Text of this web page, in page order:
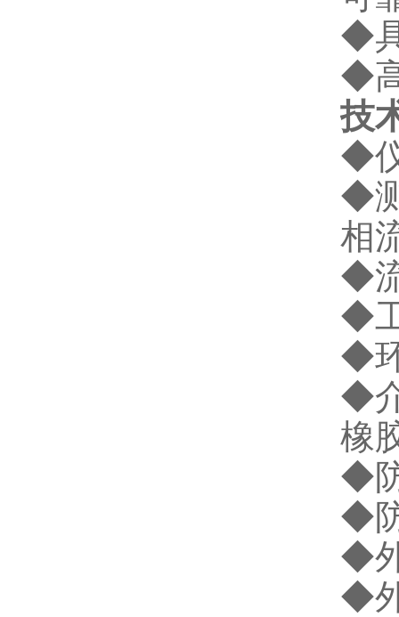
◆
◆
技
◆
◆
相
◆
◆
◆
◆
橡
◆
◆
◆
◆